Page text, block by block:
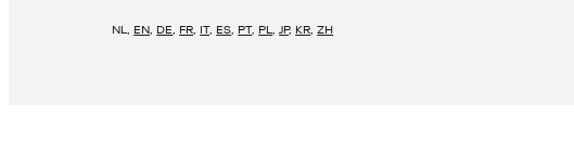
NL, EN, DE, FR, IT, ES, PT, PL,JP, KR,ZH